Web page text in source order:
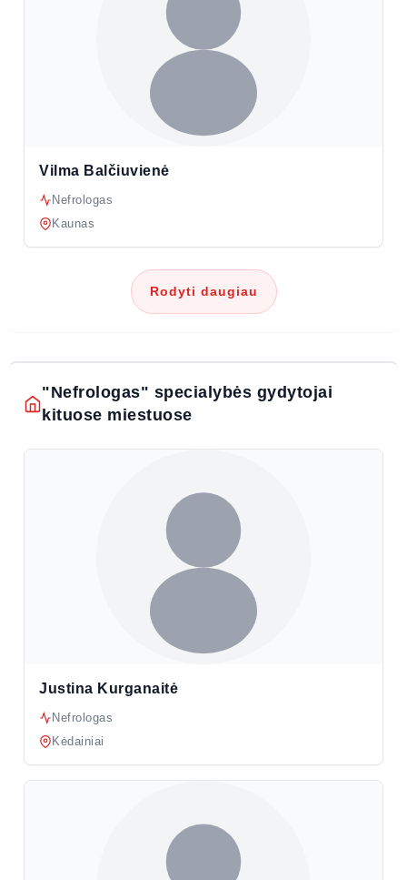
Vilma Balčiuvienė
Nefrologas
Kaunas
Rodyti daugiau
"Nefrologas" specialybės gydytojai
kituose miestuose
Justina Kurganaitė
Nefrologas
Kėdainiai